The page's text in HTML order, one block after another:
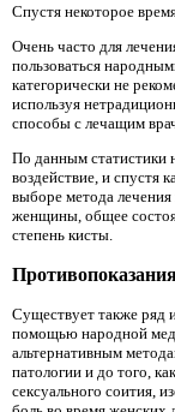
Спустя некоторое
Очень часто для
пользоваться
категорически не
используя
способы с лечащим
По данным статистики
воздействие, и спустя
выборе метода
женщины, общее
степень кисты.
Существует также ряд
помощью народной
альтернативным
патологии и до того,
сексуального соития,